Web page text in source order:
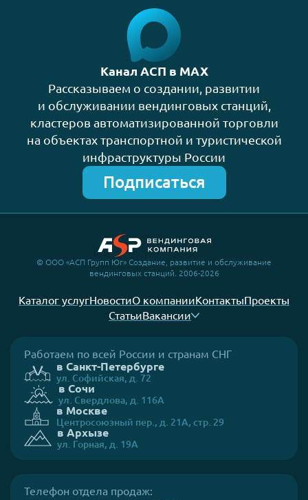
Канал АСП в MAX
Рассказываем о создании, развитии
и обслуживании вендинговых станций,
кластеров автоматизированной торговли
на объектах транспортной и туристической
инфраструктуры России
Подписаться
© ООО «АСП Групп Юг» Создание, развитие и обслуживание
вендинговых станций. 2006-2026
Каталог услугНовостиО компанииКонтактыПроекты
СтатьиВакансии
Работаем по всей России и странам СНГ
в Санкт-Петербурге
ул. Софийская, д. 72
в Сочи
ул. Свердлова, д. 116А
в Москве
Центросоюзный пер., д. 21А, стр. 29
в Архызе
ул. Горная, д. 19А
Телефон отдела продаж: